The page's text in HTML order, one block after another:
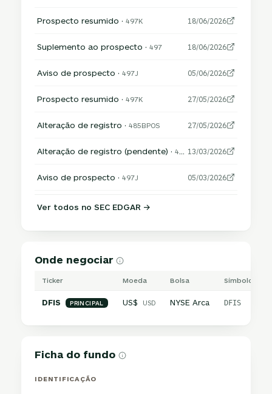
Prospecto resumido ·497K 18/06/2026
Suplemento ao prospecto ·497 18/06/2026
Aviso de prospecto ·497J 05/06/2026
Prospecto resumido ·497K 27/05/2026
Alteração de registro ·485BPOS 27/05/2026
Alteração de registro (pendente) ·485APOS 13/03/2026
Aviso de prospecto ·497J 05/03/2026
Ver todos no SEC EDGAR →
Onde negociar
Ticker Moeda Bolsa Símbolo
DFIS PRINCIPAL US$ USD NYSE Arca DFIS
Ficha do fundo
IDENTIFICAÇÃO